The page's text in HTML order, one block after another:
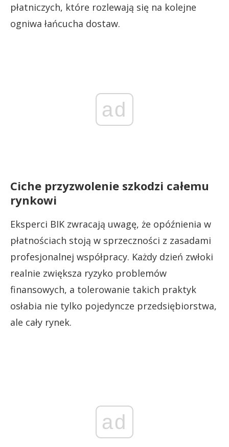
płatniczych, które rozlewają się na kolejne
ogniwa łańcucha dostaw.
ad
Ciche przyzwolenie szkodzi całemu
rynkowi
Eksperci BIK zwracają uwagę, że opóźnienia w
płatnościach stoją w sprzeczności z zasadami
profesjonalnej współpracy. Każdy dzień zwłoki
realnie zwiększa ryzyko problemów
finansowych, a tolerowanie takich praktyk
osłabia nie tylko pojedyncze przedsiębiorstwa,
ale cały rynek.
ad